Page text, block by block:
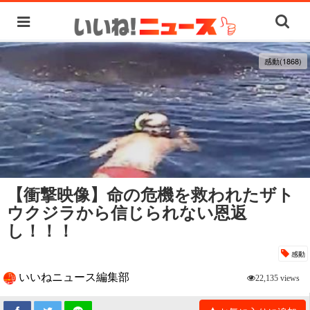
感動(1868)
【衝撃映像】命の危機を救われたザト
ウクジラから信じられない恩返
し！！！
感動
いいねニュース編集部 22,135 views